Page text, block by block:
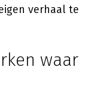
verhaal te
waar